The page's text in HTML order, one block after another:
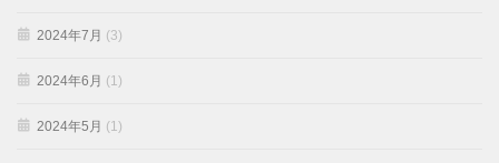
2024年7月 (3)
2024年6月 (1)
2024年5月 (1)